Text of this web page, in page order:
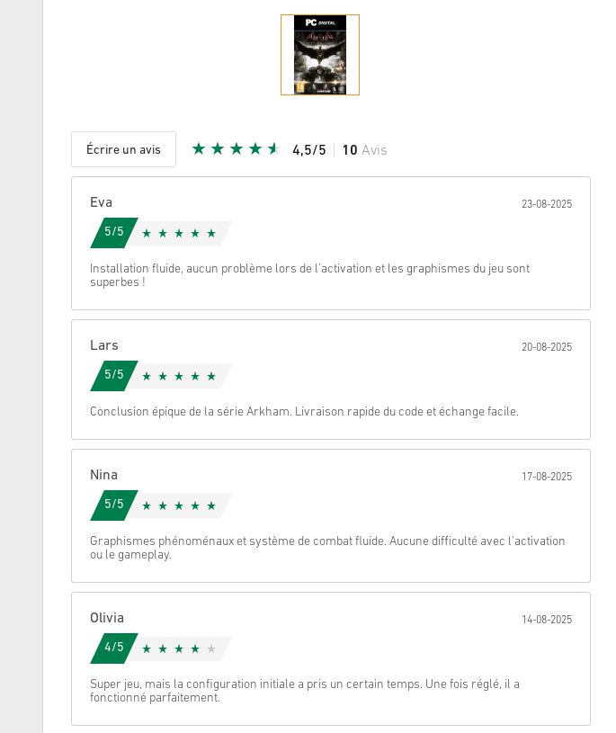
Écrire un avis 4,5/5 10 Avis
Annulez
Eva 23-08-2025
5/5
Installation fluide, aucun problème lors de l’activation et les graphismes du jeu sont
superbes !
Lars 20-08-2025
5/5
Conclusion épique de la série Arkham. Livraison rapide du code et échange facile.
Nina 17-08-2025
5/5
Graphismes phénoménaux et système de combat fluide. Aucune difficulté avec l’activation
ou le gameplay.
Olivia 14-08-2025
4/5
Super jeu, mais la configuration initiale a pris un certain temps. Une fois réglé, il a
fonctionné parfaitement.